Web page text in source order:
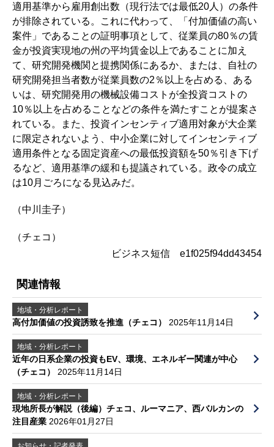
適用基準から雇用創出数（現行法では最低20人）の条件
が排除されている。これに代わって、「付加価値の高い
案件」であることの証明事項として、従業員の80％の賃
金が投資実現地の州の平均賃金以上であることに加え
て、研究開発機関と提携関係にあるか、または、自社の
研究開発担当者数が従業員数の2％以上を占める、ある
いは、研究開発用の機械設備コストが全投資コストの
10％以上を占めることなどの条件を満たすことが提案さ
れている。また、投資インセンティブ適用対象が大企業
に限定されないよう、中小企業に対してインセンティブ
適用条件となる固定資産への最低投資額を50％引き下げ
るなど、適用基準の緩和も提議されている。政令の成立
は10月ごろになる見込みだ。
（中川圭子）
（チェコ）
ビジネス短信 e1f025f94dd43454
関連情報
地域・分析レポート
高付加価値の投資誘致を推進（チェコ） 2025年11月14日
地域・分析レポート
近年の日系企業の投資もEV、環境、エネルギー関連が中心
（チェコ） 2025年11月14日
地域・分析レポート
現地所長が解説（後編）チェコ、ルーマニア、西バルカンの
注目産業 2026年01月27日